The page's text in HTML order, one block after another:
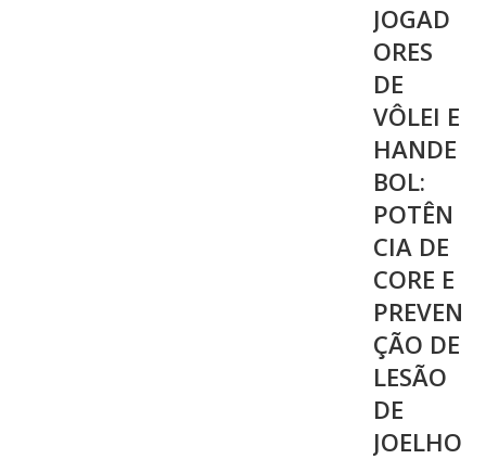
JOGAD
ORES
DE
VÔLEI E
HANDE
BOL:
POTÊN
CIA DE
CORE E
PREVEN
ÇÃO DE
LESÃO
DE
JOELHO